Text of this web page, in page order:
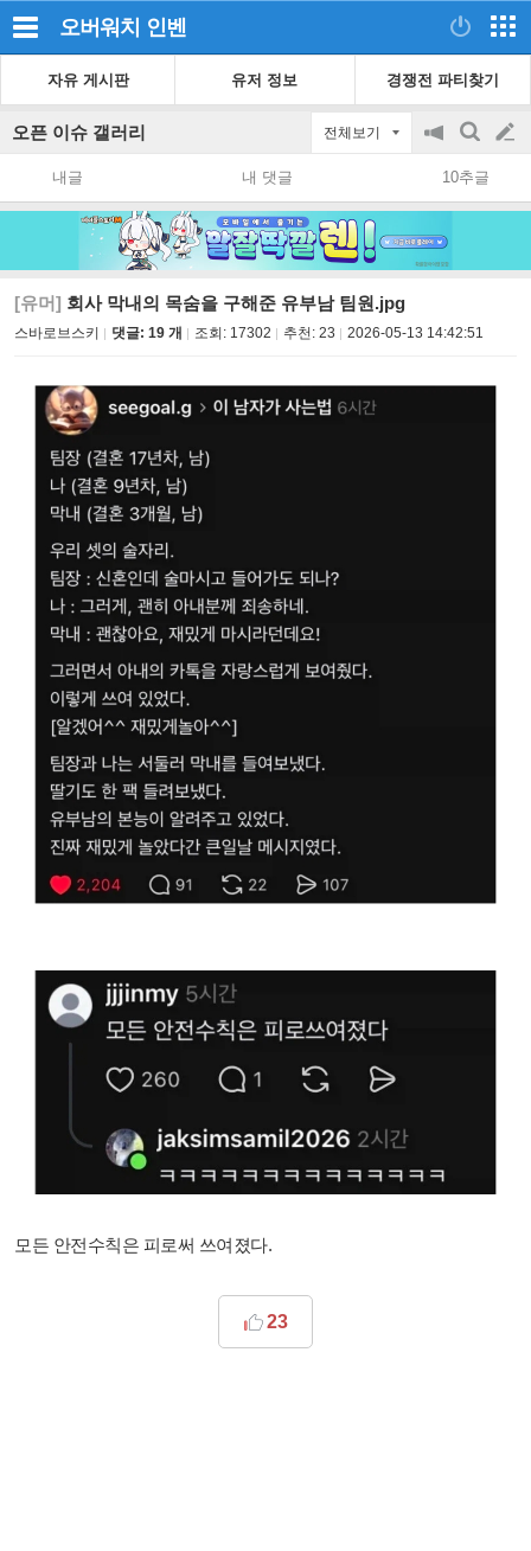
오버워치 인벤
자유 게시판 유저 정보 경쟁전 파티찾기
오픈 이슈 갤러리 전체보기
공
지
on/off
검
색
글
쓰
내글 내 댓글 10추글
[유머] 회사 막내의 목숨을 구해준 유부남 팀원.jpg
스바로브스키 댓글: 19 개 조회: 17302 추천: 23 2026-05-13 14:42:51
모든 안전수칙은 피로써 쓰여졌다.
23